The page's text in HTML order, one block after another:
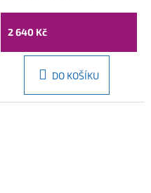
2 640 Kč
DO KOŠÍKU